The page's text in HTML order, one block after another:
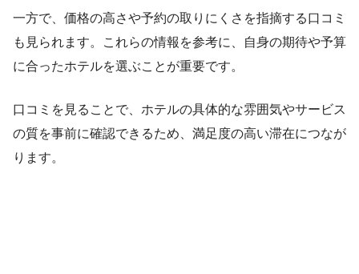
一方で、価格の高さや予約の取りにくさを指摘する口コミ
も見られます。これらの情報を参考に、自身の期待や予算
に合ったホテルを選ぶことが重要です。
口コミを見ることで、ホテルの具体的な雰囲気やサービス
の質を事前に確認できるため、満足度の高い滞在につなが
ります。